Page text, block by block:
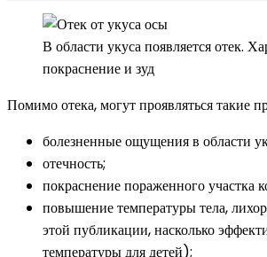
В области укуса появляется отек.
покраснение и зуд
Помимо отека, могут проявляться такие
болезненные ощущения в области
отечность;
покраснение пораженного участка
повышение температуры тела,
этой публикации, насколько
температуры для детей);